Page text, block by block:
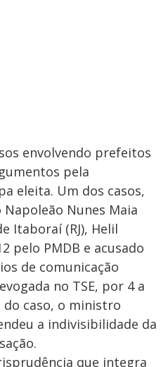
envolvendo prefeitos
pela
eleita. Um dos casos,
Nunes Maia
Itaboraí (RJ), Helil
pelo PMDB e acusado
de comunicação
no TSE, por 4 a
do caso, o ministro
a indivisibilidade da
que integra